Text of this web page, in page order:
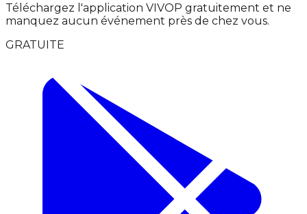
Téléchargez l'application VIVOP gratuitement et ne
manquez aucun événement près de chez vous.
GRATUITE